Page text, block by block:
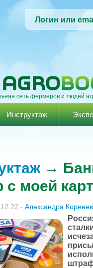
Логин или
сеть фермеров и людей
Инструктаж
→
моей
- Александра